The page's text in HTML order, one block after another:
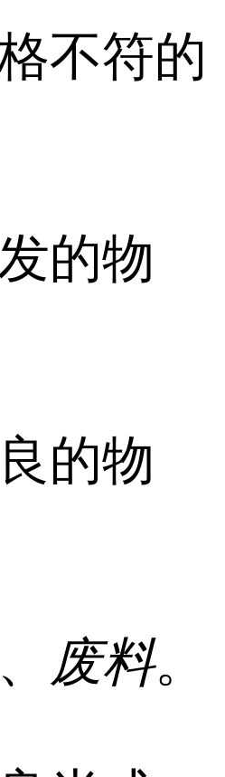
不符的
的物
的物
废料。